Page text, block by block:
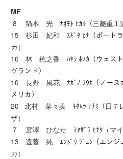
MF
8 猶本 光 ﾅｵﾓﾄ ﾋｶﾙ（三菱重工浦
15 杉田 妃和 ｽｷﾞﾀ ﾋﾅ（ポートラ
カ）
16 林 穂之香 ﾊﾔｼ ﾎﾉｶ（ウェスト
グランド）
10 長野 風花 ﾅｶﾞﾉ ﾌｳｶ（ノース
メリカ）
20 北村 菜々美 ｷﾀﾑﾗ ﾅﾅﾐ（日テ
ザ）
7 宮澤 ひなた ﾐﾔｻﾞﾜ ﾋﾅﾀ（マイ
13 遠藤 純 ｴﾝﾄﾞｳ ｼﾞｭﾝ（エンジ
カ）